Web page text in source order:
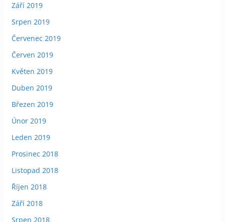
Září 2019
Srpen 2019
Červenec 2019
Červen 2019
Květen 2019
Duben 2019
Březen 2019
Únor 2019
Leden 2019
Prosinec 2018
Listopad 2018
Říjen 2018
Září 2018
Srpen 2018